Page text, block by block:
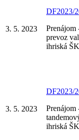
3. 5. 2023
DF2023/
Prenájom
prevoz
ihriská
3. 5. 2023
DF2023/
Prenájom
ihriská